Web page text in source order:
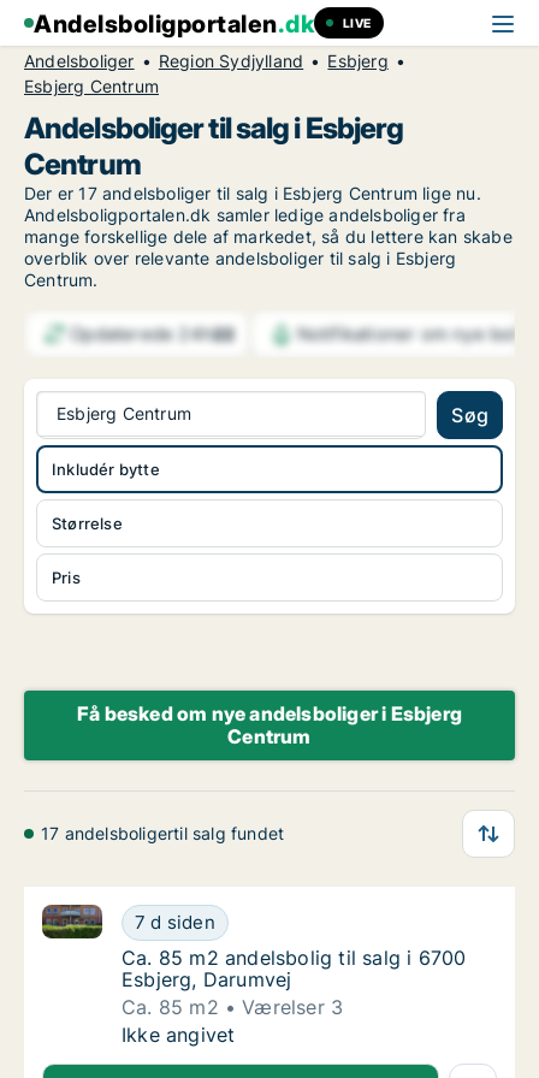
Andelsboligportalen.dk LIVE
Andelsboliger Region Sydjylland
Esbjerg
Esbjerg Centrum
Andelsboliger til salg i Esbjerg
Centrum
Der er 17 andelsboliger til salg i Esbjerg Centrum lige nu.
Andelsboligportalen.dk samler ledige andelsboliger fra
mange forskellige dele af markedet, så du lettere kan skabe
overblik over relevante andelsboliger til salg i Esbjerg
Centrum.
Opdaterede 24h22 Notifikationer om nye
Esbjerg Centrum Søg
Størrelse
Pris
Inkludér bytte
Få besked om nye andelsboliger i Esbjerg
Centrum
17 andelsboligertil salg fundet
Ca. 85 m2 andelsbolig til salg i 6700
7 d siden
Ca. 85 m2 andelsbolig til salg i 6700 Esbjerg,
Ca. 85 m2 andelsbolig til salg i 6700
Ca. 85 m2 andelsbolig til salg i 6700
Esbjerg, Darumvej
Ca. 85 m2
Værelser 3
Ca. 85 m2 andelsbolig til salg i 6700
Ikke angivet